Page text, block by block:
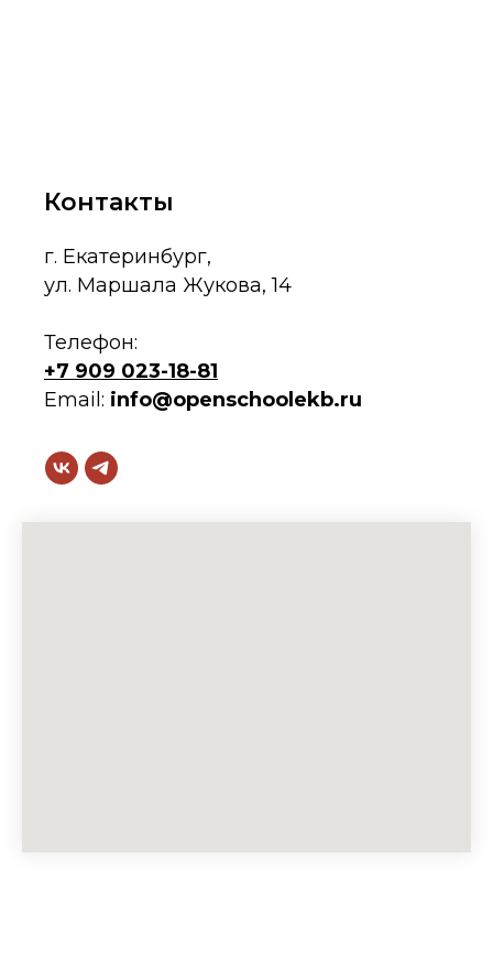
Контакты
г. Екатеринбург,
ул. Маршала Жукова, 14
Телефон:
+7 909 023-18-81
Email: info@openschoolekb.ru